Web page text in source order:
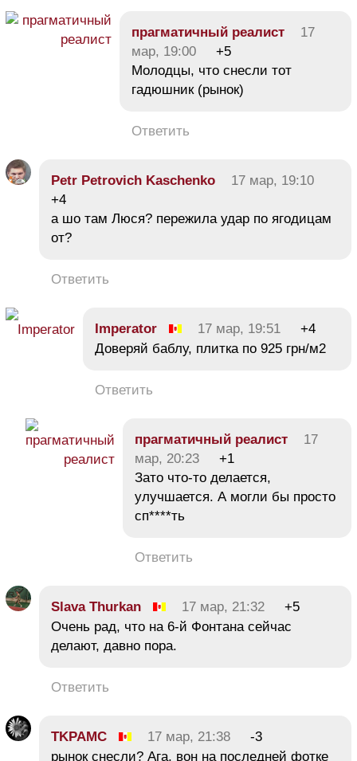
прагматичный реалист
17
мар, 19:00
+5
Молодцы, что снесли тот
гадюшник (рынок)
Ответить
Petr Petrovich Kaschenko
17 мар, 19:10
+4
а шо там Люся? пережила удар по ягодицам
от?
Ответить
Imperator 17 мар, 19:51
+4
Доверяй баблу, плитка по 925 грн/м2
Ответить
прагматичный реалист
17
мар, 20:23
+1
Зато что-то делается,
улучшается. А могли бы просто
сп****ть
Ответить
Slava Thurkan 17 мар, 21:32
+5
Очень рад, что на 6-й Фонтана сейчас
делают, давно пора.
Ответить
TKPAMC 17 мар, 21:38
-3
рынок снесли? Ага, вон на последней фотке